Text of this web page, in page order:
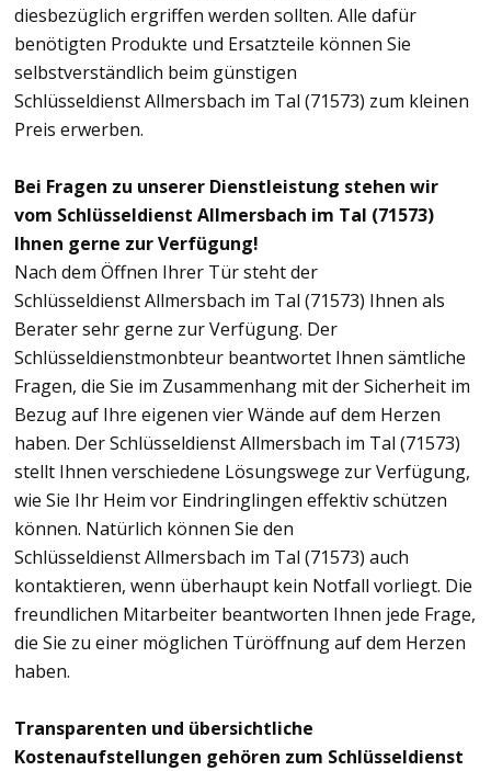
diesbezüglich ergriffen werden sollten. Alle dafür
benötigten Produkte und Ersatzteile können Sie
selbstverständlich beim günstigen
Schlüsseldienst Allmersbach im Tal (71573) zum kleinen
Preis erwerben.
Bei Fragen zu unserer Dienstleistung stehen wir
vom Schlüsseldienst Allmersbach im Tal (71573)
Ihnen gerne zur Verfügung!
Nach dem Öffnen Ihrer Tür steht der
Schlüsseldienst Allmersbach im Tal (71573) Ihnen als
Berater sehr gerne zur Verfügung. Der
Schlüsseldienstmonbteur beantwortet Ihnen sämtliche
Fragen, die Sie im Zusammenhang mit der Sicherheit im
Bezug auf Ihre eigenen vier Wände auf dem Herzen
haben. Der Schlüsseldienst Allmersbach im Tal (71573)
stellt Ihnen verschiedene Lösungswege zur Verfügung,
wie Sie Ihr Heim vor Eindringlingen effektiv schützen
können. Natürlich können Sie den
Schlüsseldienst Allmersbach im Tal (71573) auch
kontaktieren, wenn überhaupt kein Notfall vorliegt. Die
freundlichen Mitarbeiter beantworten Ihnen jede Frage,
die Sie zu einer möglichen Türöffnung auf dem Herzen
haben.
Transparenten und übersichtliche
Kostenaufstellungen gehören zum Schlüsseldienst